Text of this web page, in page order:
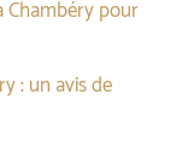
pour
: un avis de